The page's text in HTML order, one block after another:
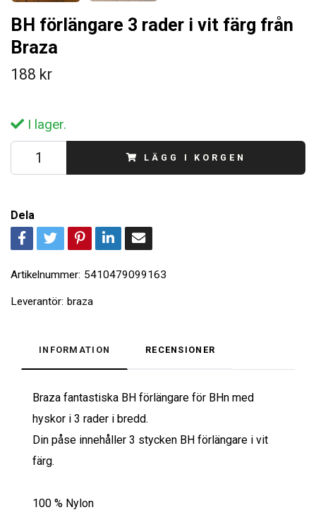
BH förlängare 3 rader i vit färg från
Braza
188 kr
I lager.
LÄGG I KORGEN
Dela
Artikelnummer: 5410479099163
Leverantör: braza
INFORMATION RECENSIONER
Braza fantastiska BH förlängare för BHn med
hyskor i 3 rader i bredd.
Din påse innehåller 3 stycken BH förlängare i vit
färg.
100 % Nylon